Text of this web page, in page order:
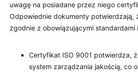
uwagę na posiadane przez niego
Odpowiednie dokumenty potwierdzają,
zgodnie z obowiązującymi standardami
Certyfikat ISO 9001 potwierdza,
system zarządzania jakością, co